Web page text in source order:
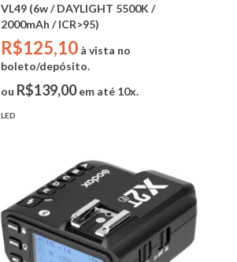
VL49 (6w / DAYLIGHT 5500K /
2000mAh / ICR>95)
R$125,10 à vista no
boleto/depósito.
ou R$139,00em até 10x.
LED